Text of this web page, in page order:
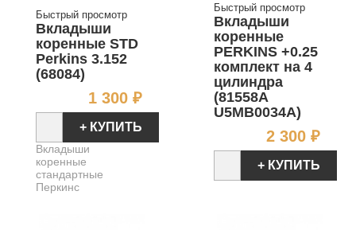
Быстрый просмотр
Вкладыши
коренные STD
Perkins 3.152
(68084)
1 300 ₽Цена
+ КУПИТЬ
Вкладыши
коренные
стандартные
Перкинс
Быстрый просмотр
Вкладыши
коренные
PERKINS +0.25
комплект на 4
цилиндра
(81558A
U5MB0034A)
2 300 ₽
+ КУПИТЬ